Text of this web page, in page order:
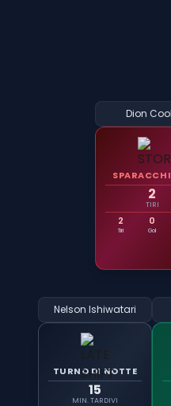
Dion
2
TIRI
2
Tiri
0
Gol
Nelson Ishiwatari
TURNO DI NOTTE
15
MIN. TARDIVI